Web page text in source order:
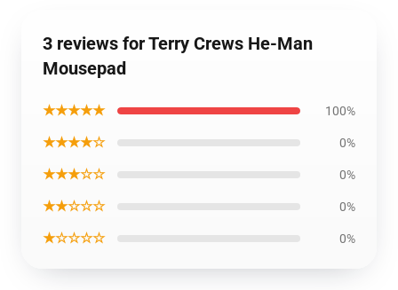
3 reviews for Terry Crews He-Man
Mousepad
★★★★★ 100%
★★★★☆ 0%
★★★☆☆ 0%
★★☆☆☆ 0%
★☆☆☆☆ 0%